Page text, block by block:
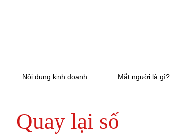
Nội dung kinh doanh Mắt người là gì?
Quay lại số